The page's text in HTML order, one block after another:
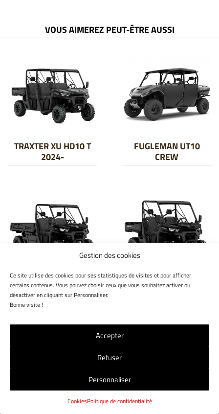
Gestion des cookies
Ce site utilise des cookies pour ses statistiques de visites et pour afficher
certains contenus. Vous pouvez choisir ceux que vous souhaitez activer ou
désactiver en cliquant sur Personnaliser.
Bonne visite !
Accepter
Refuser
Personnaliser
CookiesPolitique de confidentialité
VOUS AIMEREZ PEUT-ÊTRE AUSSI
TRAXTER XU HD10 T
2024-
FUGLEMAN UT10
CREW
TRAXTER PRO XU HD10
T ABS 2025
TRAXTER XU HD10 T
© 2025 Jet7Group. Tous droits réservés